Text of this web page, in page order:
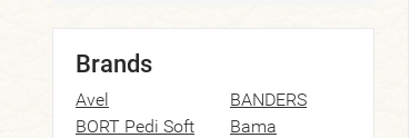
Brands
Avel
BANDERS
BORT Pedi Soft
Bama